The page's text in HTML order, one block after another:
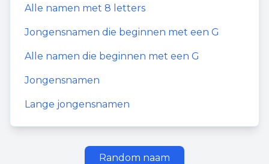
Alle namen met 8 letters
Jongensnamen die beginnen met een G
Alle namen die beginnen met een G
Jongensnamen
Lange jongensnamen
Random naam